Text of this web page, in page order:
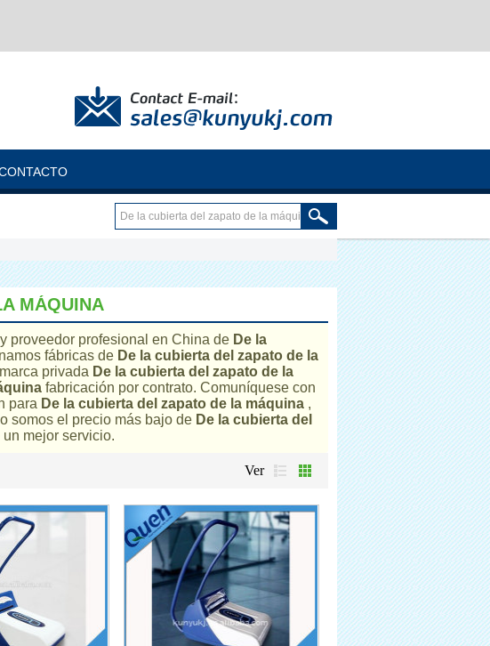
MÁQUINA
proveedor profesional en China de De la
fábricas de De la cubierta del zapato de la
privada De la cubierta del zapato de la
fabricación por contrato. Comuníquese con
para De la cubierta del zapato de la máquina ,
somos el precio más bajo de De la cubierta del
mejor servicio.
Ver